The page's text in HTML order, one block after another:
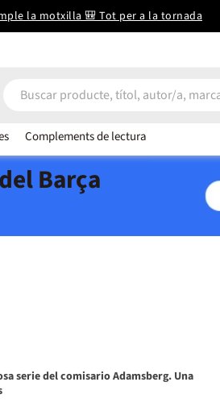
la motxilla 🎒 Tot per a la tornada
Complements de lectura
Barça
serie del comisario Adamsberg. Una